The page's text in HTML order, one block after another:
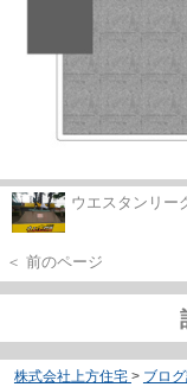
ウエスタンリー
＜ 前のページ
株式会社上方住宅 > ブロ